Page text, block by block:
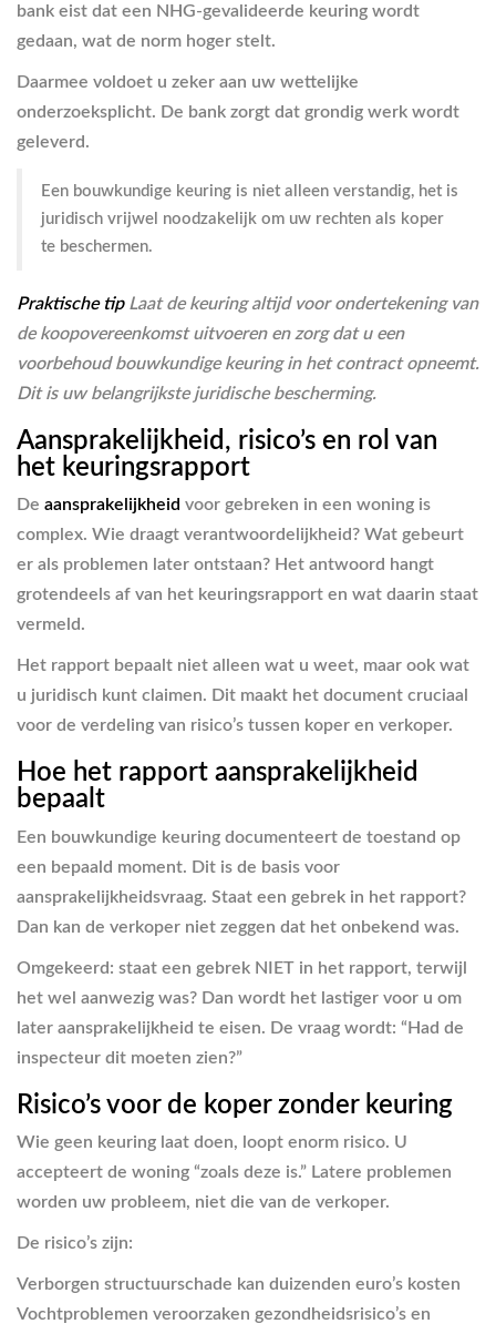
bank eist dat een NHG-gevalideerde keuring wordt
gedaan, wat de norm hoger stelt.
Daarmee voldoet u zeker aan uw wettelijke
onderzoeksplicht. De bank zorgt dat grondig werk wordt
geleverd.
Een bouwkundige keuring is niet alleen verstandig, het is
juridisch vrijwel noodzakelijk om uw rechten als koper
te beschermen.
Praktische tip Laat de keuring altijd voor ondertekening van
de koopovereenkomst uitvoeren en zorg dat u een
voorbehoud bouwkundige keuring in het contract opneemt.
Dit is uw belangrijkste juridische bescherming.
Aansprakelijkheid, risico’s en rol van
het keuringsrapport
De aansprakelijkheid voor gebreken in een woning is
complex. Wie draagt verantwoordelijkheid? Wat gebeurt
er als problemen later ontstaan? Het antwoord hangt
grotendeels af van het keuringsrapport en wat daarin staat
vermeld.
Het rapport bepaalt niet alleen wat u weet, maar ook wat
u juridisch kunt claimen. Dit maakt het document cruciaal
voor de verdeling van risico’s tussen koper en verkoper.
Hoe het rapport aansprakelijkheid
bepaalt
Een bouwkundige keuring documenteert de toestand op
een bepaald moment. Dit is de basis voor
aansprakelijkheidsvraag. Staat een gebrek in het rapport?
Dan kan de verkoper niet zeggen dat het onbekend was.
Omgekeerd: staat een gebrek NIET in het rapport, terwijl
het wel aanwezig was? Dan wordt het lastiger voor u om
later aansprakelijkheid te eisen. De vraag wordt: “Had de
inspecteur dit moeten zien?”
Risico’s voor de koper zonder keuring
Wie geen keuring laat doen, loopt enorm risico. U
accepteert de woning “zoals deze is.” Latere problemen
worden uw probleem, niet die van de verkoper.
De risico’s zijn:
Verborgen structuurschade kan duizenden euro’s kosten
Vochtproblemen veroorzaken gezondheidsrisico’s en